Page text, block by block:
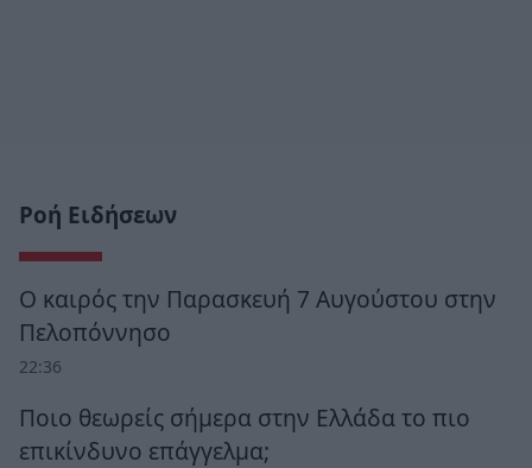
Ροή Ειδήσεων
Ο καιρός την Παρασκευή 7 Αυγούστου στην
Πελοπόννησο
22:36
Ποιο θεωρείς σήμερα στην Ελλάδα το πιο
επικίνδυνο επάγγελμα;